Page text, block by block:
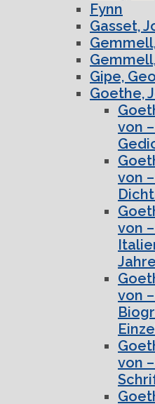
Fynn
Gasset,
Gipe,
Goethe,
von
von
von
von
von